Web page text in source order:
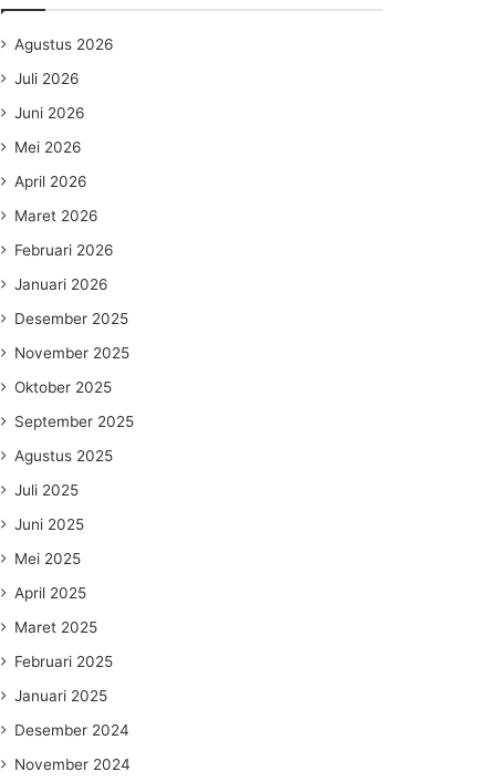
Agustus 2026
Juli 2026
Juni 2026
Mei 2026
April 2026
Maret 2026
Februari 2026
Januari 2026
Desember 2025
November 2025
Oktober 2025
September 2025
Agustus 2025
Juli 2025
Juni 2025
Mei 2025
April 2025
Maret 2025
Februari 2025
Januari 2025
Desember 2024
November 2024